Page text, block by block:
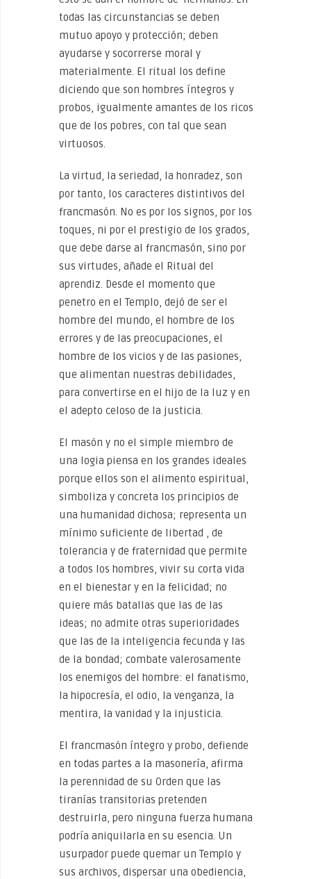
todas las circunstancias se deben
mutuo apoyo y protección; deben
ayudarse y socorrerse moral y
materialmente. El ritual los define
diciendo que son hombres íntegros y
probos, igualmente amantes de los ricos
que de los pobres, con tal que sean
virtuosos.
La virtud, la seriedad, la honradez, son
por tanto, los caracteres distintivos del
francmasón. No es por los signos, por los
toques, ni por el prestigio de los grados,
que debe darse al francmasón, sino por
sus virtudes, añade el Ritual del
aprendiz. Desde el momento que
penetro en el Templo, dejó de ser el
hombre del mundo, el hombre de los
errores y de las preocupaciones, el
hombre de los vicios y de las pasiones,
que alimentan nuestras debilidades,
para convertirse en el hijo de la luz y en
el adepto celoso de la justicia.
El masón y no el simple miembro de
una logia piensa en los grandes ideales
porque ellos son el alimento espiritual,
simboliza y concreta los principios de
una humanidad dichosa; representa un
mínimo suficiente de libertad , de
tolerancia y de fraternidad que permite
a todos los hombres, vivir su corta vida
en el bienestar y en la felicidad; no
quiere más batallas que las de las
ideas; no admite otras superioridades
que las de la inteligencia fecunda y las
de la bondad; combate valerosamente
los enemigos del hombre: el fanatismo,
la hipocresía, el odio, la venganza, la
mentira, la vanidad y la injusticia.
El francmasón íntegro y probo, defiende
en todas partes a la masonería, afirma
la perennidad de su Orden que las
tiranías transitorias pretenden
destruirla, pero ninguna fuerza humana
podría aniquilarla en su esencia. Un
usurpador puede quemar un Templo y
sus archivos, dispersar una obediencia,